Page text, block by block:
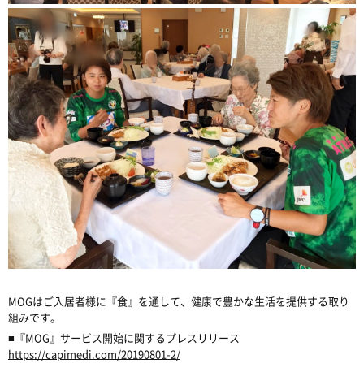
MOGはご入居者様に『食』を通して、健康で豊かな生活を提供する取り
組みです。
■『MOG』サービス開始に関するプレスリリース
https://capimedi.com/20190801-2/